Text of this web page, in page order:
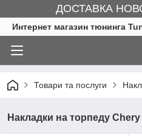
ДОСТАВКА
Интернет магазин тюнинга
Товари та послуги
Накладки на торпеду Chery